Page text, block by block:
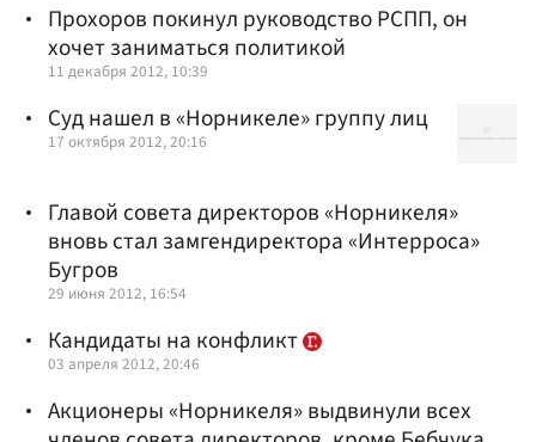
Прохоров покинул руководство РСПП, он
хочет заниматься политикой
11 декабря 2012, 10:39
Суд нашел в «Норникеле» группу лиц
17 октября 2012, 20:16
Главой совета директоров «Норникеля»
вновь стал замгендиректора «Интерроса»
Бугров
29 июня 2012, 16:54
Кандидаты на конфликт
03 апреля 2012, 20:46
Акционеры «Норникеля» выдвинули всех